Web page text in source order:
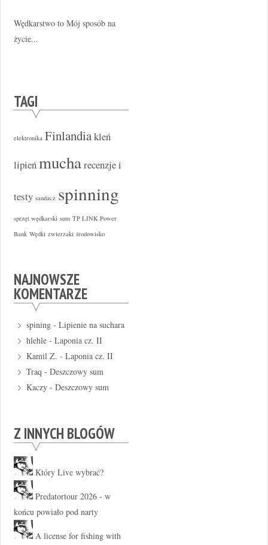
Wędkarstwo to Mój sposób na
życie...
TAGI
elektronika Finlandiakleń
lipieńmucharecenzje i
testy sandacz spinning
sprzęt wędkarski sum TP LINK Power
Bank Wędki zwierzaki środowisko
NAJNOWSZE
KOMENTARZE
spining -Lipienie na suchara
hlehle -Laponia cz. II
Kamil Z. -Laponia cz. II
Traq -Deszczowy sum
Kaczy -Deszczowy sum
Z INNYCH BLOGÓW
Który Live wybrać?
Predatortour 2026 - w
końcu powiało pod narty
A license for fishing with